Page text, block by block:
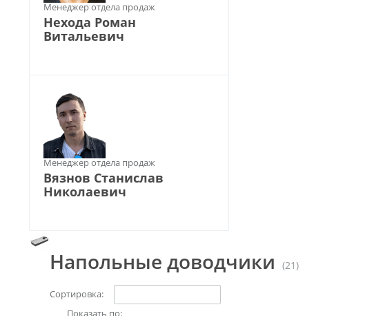
Менеджер отдела продаж
Нехода Роман
Витальевич
Менеджер отдела продаж
Вязнов Станислав
Николаевич
Напольные доводчики (21)
Сортировка:
Показать по: